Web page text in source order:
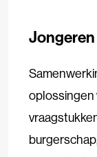
oplossingen